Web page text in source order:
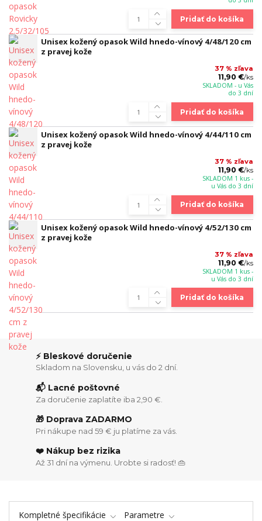
Pridať do košíka
Unisex kožený opasok Wild hnedo-vínový 4/48/120 cm
z pravej kože
37 % zľava
11,90 €/ks
SKLADOM - u Vás
do 3 dní
Pridať do košíka
Unisex kožený opasok Wild hnedo-vínový 4/44/110 cm
z pravej kože
37 % zľava
11,90 €/ks
SKLADOM 1 kus -
u Vás do 3 dní
Pridať do košíka
Unisex kožený opasok Wild hnedo-vínový 4/52/130 cm
z pravej kože
37 % zľava
11,90 €/ks
SKLADOM 1 kus -
u Vás do 3 dní
Pridať do košíka
⚡ Bleskové doručenie
Skladom na Slovensku, u vás do 2 dní.
📬 Lacné poštovné
Za doručenie zaplatíte iba 2,90 €.
🎁 Doprava ZADARMO
Pri nákupe nad 59 € ju platíme za vás.
❤️ Nákup bez rizika
Až 31 dní na výmenu. Urobte si radosť! 👜
Kompletné špecifikácie
Parametre